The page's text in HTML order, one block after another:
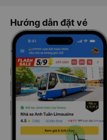
Hướng dẫn đặt vé